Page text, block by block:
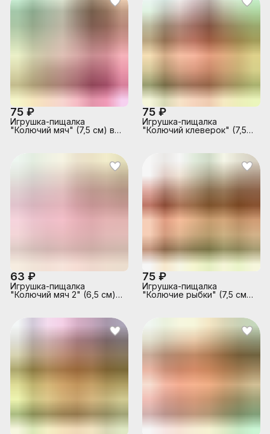
75 ₽
Игрушка-пищалка
"Колючий мяч" (7,5 см) в
75 ₽
Игрушка-пищалка
"Колючий клеверок" (7,5
63 ₽
Игрушка-пищалка
"Колючий мяч 2" (6,5 см) в
75 ₽
Игрушка-пищалка
"Колючие рыбки" (7,5 см)